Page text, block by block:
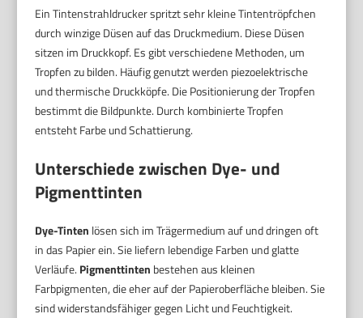
Ein Tintenstrahldrucker spritzt sehr kleine Tintentröpfchen
durch winzige Düsen auf das Druckmedium. Diese Düsen
sitzen im Druckkopf. Es gibt verschiedene Methoden, um
Tropfen zu bilden. Häufig genutzt werden piezoelektrische
und thermische Druckköpfe. Die Positionierung der Tropfen
bestimmt die Bildpunkte. Durch kombinierte Tropfen
entsteht Farbe und Schattierung.
Unterschiede zwischen Dye- und
Pigmenttinten
Dye-Tinten lösen sich im Trägermedium auf und dringen oft
in das Papier ein. Sie liefern lebendige Farben und glatte
Verläufe. Pigmenttinten bestehen aus kleinen
Farbpigmenten, die eher auf der Papieroberfläche bleiben. Sie
sind widerstandsfähiger gegen Licht und Feuchtigkeit.